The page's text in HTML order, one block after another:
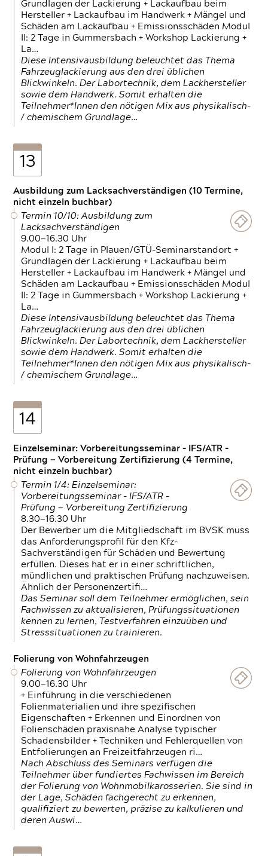
Grundlagen der Lackierung + Lackaufbau beim
Hersteller + Lackaufbau im Handwerk + Mängel und
Schäden am Lackaufbau + Emissionsschäden Modul
II: 2 Tage in Gummersbach + Workshop Lackierung +
La…
Diese Intensivausbildung beleuchtet das Thema
Fahrzeuglackierung aus den drei üblichen
Blickwinkeln. Der Labortechnik, dem Lackhersteller
sowie dem Handwerk. Somit erhalten die
Teilnehmer*Innen den nötigen Mix aus physikalisch-
/ chemischem Grundlage…
13
Ausbildung zum Lacksachverständigen (10 Termine,
nicht einzeln buchbar)
Termin 10/10: Ausbildung zum
Lacksachverständigen
9.00—16.30 Uhr
Modul I: 2 Tage in Plauen/GTÜ-Seminarstandort +
Grundlagen der Lackierung + Lackaufbau beim
Hersteller + Lackaufbau im Handwerk + Mängel und
Schäden am Lackaufbau + Emissionsschäden Modul
II: 2 Tage in Gummersbach + Workshop Lackierung +
La…
Diese Intensivausbildung beleuchtet das Thema
Fahrzeuglackierung aus den drei üblichen
Blickwinkeln. Der Labortechnik, dem Lackhersteller
sowie dem Handwerk. Somit erhalten die
Teilnehmer*Innen den nötigen Mix aus physikalisch-
/ chemischem Grundlage…
14
Einzelseminar: Vorbereitungsseminar - IFS/ATR -
Prüfung — Vorbereitung Zertifizierung (4 Termine,
nicht einzeln buchbar)
Termin 1/4: Einzelseminar:
Vorbereitungsseminar - IFS/ATR -
Prüfung — Vorbereitung Zertifizierung
8.30—16.30 Uhr
Der Bewerber um die Mitgliedschaft im BVSK muss
das Anforderungsprofil für den Kfz-
Sachverständigen für Schäden und Bewertung
erfüllen. Dieses hat er in einer schriftlichen,
mündlichen und praktischen Prüfung nachzuweisen.
Ähnlich der Personenzertifi…
Das Seminar soll dem Teilnehmer ermöglichen, sein
Fachwissen zu aktualisieren, Prüfungssituationen
kennen zu lernen, Testverfahren einzuüben und
Stresssituationen zu trainieren.
Folierung von Wohnfahrzeugen
Folierung von Wohnfahrzeugen
9.00—16.30 Uhr
+ Einführung in die verschiedenen
Folienmaterialien und ihre spezifischen
Eigenschaften + Erkennen und Einordnen von
Folienschäden praxisnahe Analyse typischer
Schadensbilder + Techniken und Fehlerquellen von
Entfolierungen an Freizeitfahrzeugen ri…
Nach Abschluss des Seminars verfügen die
Teilnehmer über fundiertes Fachwissen im Bereich
der Folierung von Wohnmobilkarosserien. Sie sind in
der Lage, Schäden fachgerecht zu erkennen,
qualifiziert zu bewerten, präzise zu kalkulieren und
deren Auswi…